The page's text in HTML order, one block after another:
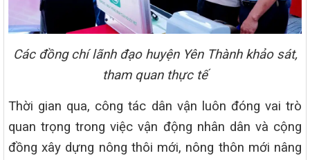
Các đồng chí lãnh đạo huyện Yên Thành khảo sát,
tham quan thực tế
Thời gian qua, công tác dân vận luôn đóng vai trò
quan trọng trong việc vận động nhân dân và cộng
đồng xây dựng nông thôi mới, nông thôn mới nâng